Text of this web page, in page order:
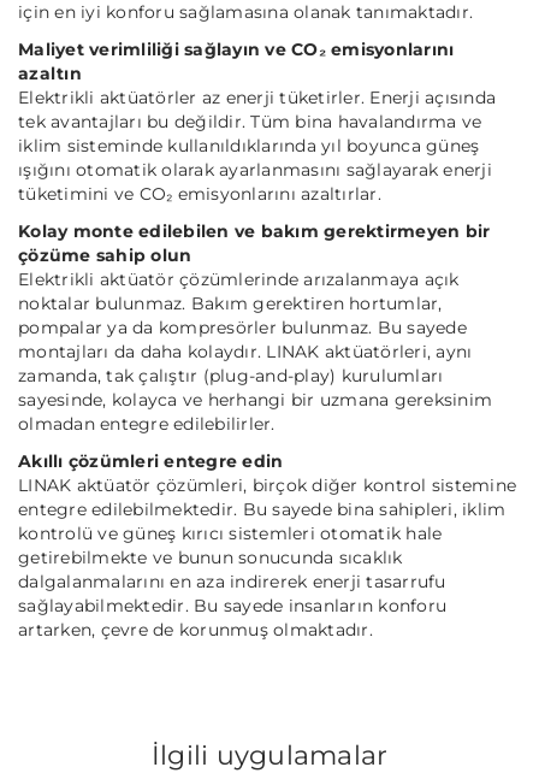
için en iyi konforu sağlamasına olanak tanımaktadır.
Maliyet verimliliği sağlayın ve CO₂ emisyonlarını
azaltın
Elektrikli aktüatörler az enerji tüketirler. Enerji açısında
tek avantajları bu değildir. Tüm bina havalandırma ve
iklim sisteminde kullanıldıklarında yıl boyunca güneş
ışığını otomatik olarak ayarlanmasını sağlayarak enerji
tüketimini ve CO₂ emisyonlarını azaltırlar.
Kolay monte edilebilen ve bakım gerektirmeyen bir
çözüme sahip olun
Elektrikli aktüatör çözümlerinde arızalanmaya açık
noktalar bulunmaz. Bakım gerektiren hortumlar,
pompalar ya da kompresörler bulunmaz. Bu sayede
montajları da daha kolaydır. LINAK aktüatörleri, aynı
zamanda, tak çalıştır (plug-and-play) kurulumları
sayesinde, kolayca ve herhangi bir uzmana gereksinim
olmadan entegre edilebilirler.
Akıllı çözümleri entegre edin
LINAK aktüatör çözümleri, birçok diğer kontrol sistemine
entegre edilebilmektedir. Bu sayede bina sahipleri, iklim
kontrolü ve güneş kırıcı sistemleri otomatik hale
getirebilmekte ve bunun sonucunda sıcaklık
dalgalanmalarını en aza indirerek enerji tasarrufu
sağlayabilmektedir. Bu sayede insanların konforu
artarken, çevre de korunmuş olmaktadır.
İlgili uygulamalar